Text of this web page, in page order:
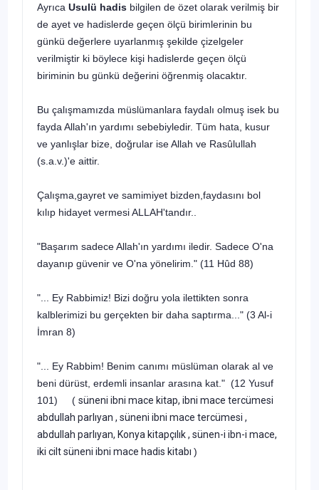
Ayrıca Usulü hadis bilgilen de özet olarak verilmiş bir
de ayet ve hadislerde geçen ölçü birimlerinin bu
günkü değerlere uyarlanmış şekilde çizelgeler
verilmiştir ki böylece kişi hadislerde geçen ölçü
biriminin bu günkü değerini öğrenmiş olacaktır.
Bu çalışmamızda müslümanlara faydalı olmuş isek bu
fayda Allah'ın yardımı sebebiyledir. Tüm hata, kusur
ve yanlışlar bize, doğrular ise Allah ve Rasûlullah
(s.a.v.)'e aittir.
Çalışma,gayret ve samimiyet bizden,faydasını bol
kılıp hidayet vermesi ALLAH'tandır..
"Başarım sadece Allah'ın yardımı iledir. Sadece O'na
dayanıp güvenir ve O'na yönelirim." (11 Hûd 88)
"... Ey Rabbimiz! Bizi doğru yola ilettikten sonra
kalblerimizi bu gerçekten bir daha saptırma..." (3 Al-i
İmran 8)
"... Ey Rabbim! Benim canımı müslüman olarak al ve
beni dürüst, erdemli insanlar arasına kat." (12 Yusuf
101) ( süneni ibni mace kitap, ibni mace tercümesi
abdullah parlıyan , süneni ibni mace tercümesi ,
abdullah parlıyan, Konya kitapçılık , sünen-i ibn-i mace,
iki cilt süneni ibni mace hadis kitabı )